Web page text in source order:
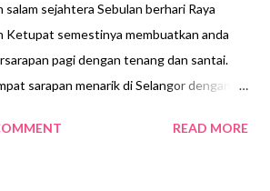
salam sejahtera Sebulan berhari Raya
Ketupat semestinya membuatkan anda
pagi dengan tenang dan santai.
sarapan menarik di Selangor dengan
di pekan kecil Ampan g, Kopitiam 143
READ MORE